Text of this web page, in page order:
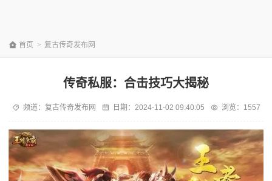
首页 > 复古传奇发布网
传奇私服：合击技巧大揭秘
频道： 复古传奇发布网 日期： 2024-11-02 09:40:05 浏览：1557